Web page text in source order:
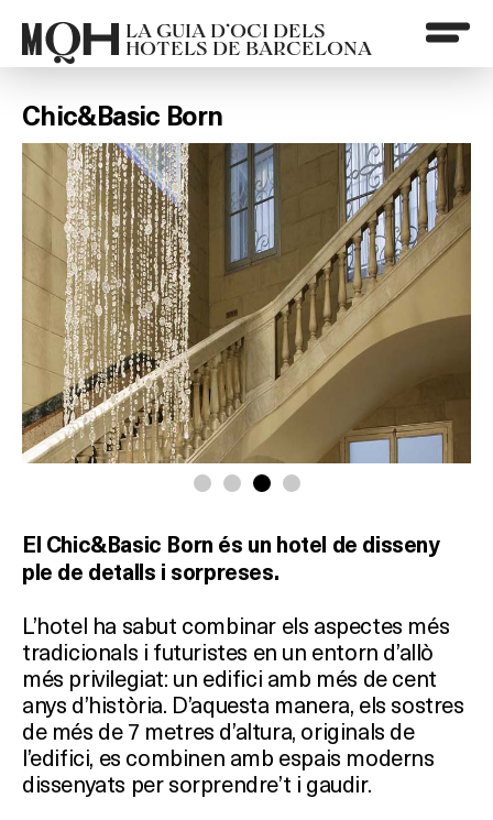
LA GUIA D’OCI DELS
HOTELS DE BARCELONA
Chic&Basic Born
El Chic&Basic Born és un hotel de disseny
ple de detalls i sorpreses.
L’hotel ha sabut combinar els aspectes més
tradicionals i futuristes en un entorn d’allò
més privilegiat: un edifici amb més de cent
anys d’història. D’aquesta manera, els sostres
de més de 7 metres d’altura, originals de
l’edifici, es combinen amb espais moderns
dissenyats per sorprendre’t i gaudir.